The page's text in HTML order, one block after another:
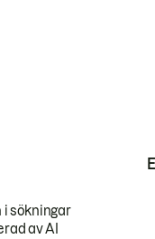
i sökningar
av AI